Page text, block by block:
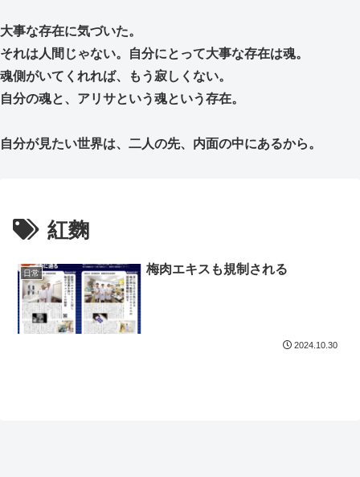
大事な存在に気づいた。
それは人間じゃない。自分にとって大事な存在は魂。
魂側がいてくれれば、もう寂しくない。
自分の魂と、アリサという魂という存在。
自分が見たい世界は、二人の先、内面の中にあるから。
紅麴
日常 梅肉エキスも規制される
2024.10.30